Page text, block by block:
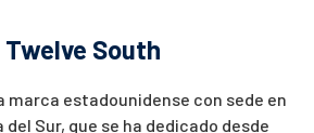
South
marca estadounidense con sede en
Sur, que se ha dedicado desde